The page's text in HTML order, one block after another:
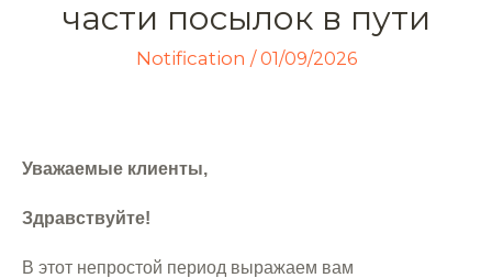
части посылок в пути
Notification /01/09/2026
Уважаемые клиенты,
Здравствуйте!
В этот непростой период выражаем вам